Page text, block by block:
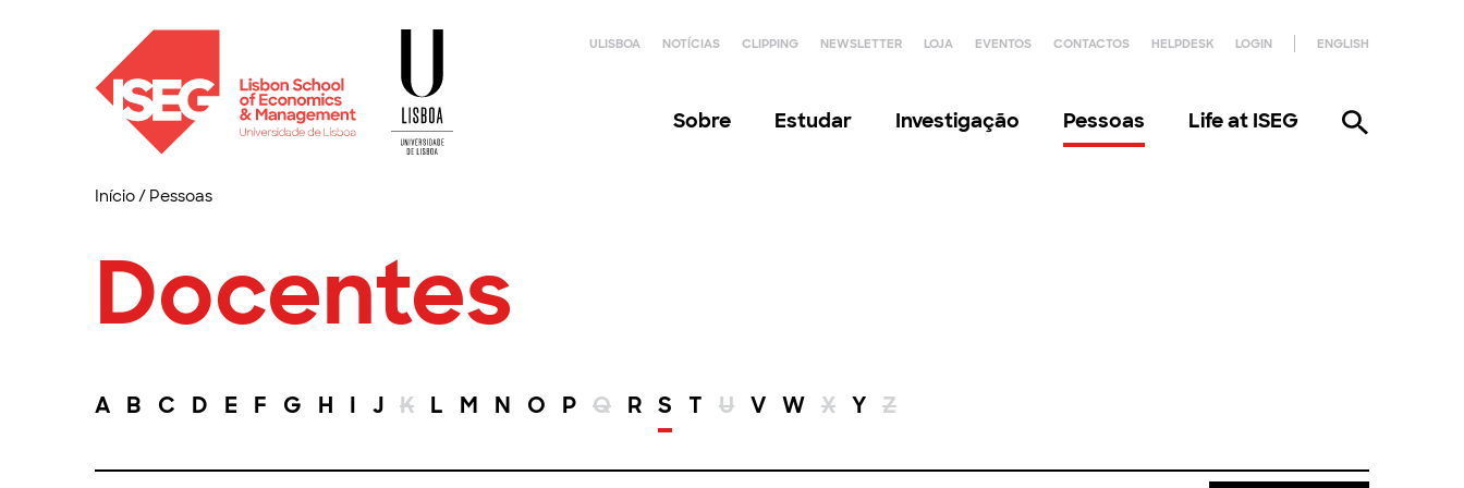
ULISBOA NOTÍCIAS CLIPPING NEWSLETTER LOJA EVENTOS CONTACTOS HELPDESK LOGIN ENGLISH
Sobre Estudar Investigação Pessoas Life at ISEG
Início/ Pessoas
Docentes
A B C D E F G H I J K L M N O P Q R S T U V W X Y Z